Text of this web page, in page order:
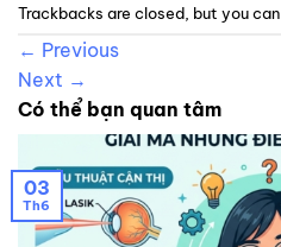
Trackbacks are closed, but you can
← Previous
Next →
Có thể bạn quan tâm
03
Th6